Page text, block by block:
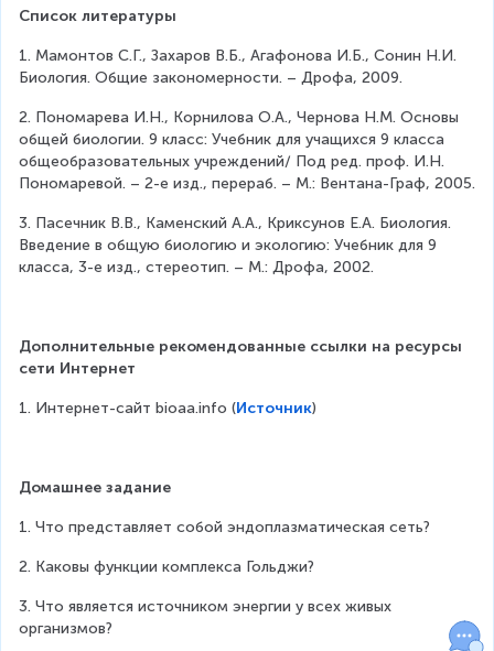
Список литературы
1. Мамонтов С.Г., Захаров В.Б., Агафонова И.Б., Сонин Н.И.
Биология. Общие закономерности. – Дрофа, 2009.
2. Пономарева И.Н., Корнилова О.А., Чернова Н.М. Основы
общей биологии. 9 класс: Учебник для учащихся 9 класса
общеобразовательных учреждений/ Под ред. проф. И.Н.
Пономаревой. – 2-е изд., перераб. – М.: Вентана-Граф, 2005.
3. Пасечник В.В., Каменский А.А., Криксунов Е.А. Биология.
Введение в общую биологию и экологию: Учебник для 9
класса, 3-е изд., стереотип. – М.: Дрофа, 2002.
Дополнительные рекомендованные ссылки на ресурсы
сети Интернет
1. Интернет-сайт bioaa.info (Источник)
Домашнее задание
1. Что представляет собой эндоплазматическая сеть?
2. Каковы функции комплекса Гольджи?
3. Что является источником энергии у всех живых
организмов?